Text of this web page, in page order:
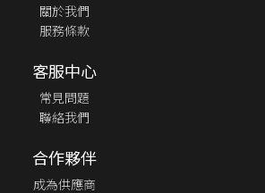
關於我們
服務條款
客服中心
常見問題
聯絡我們
合作夥伴
成為供應商